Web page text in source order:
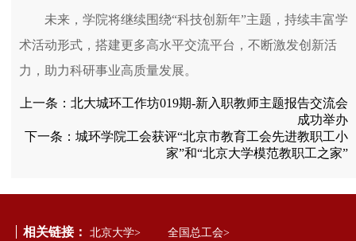
未来，学院将继续围绕“科技创新年”主题，持续丰富学
术活动形式，搭建更多高水平交流平台，不断激发创新活
力，助力科研事业高质量发展。
上一条： 北大城环工作坊019期-新入职教师主题报告交流会
成功举办
下一条： 城环学院工会获评“北京市教育工会先进教职工小
家”和“北京大学模范教职工之家”
相关链接： 北京大学> 全国总工会>